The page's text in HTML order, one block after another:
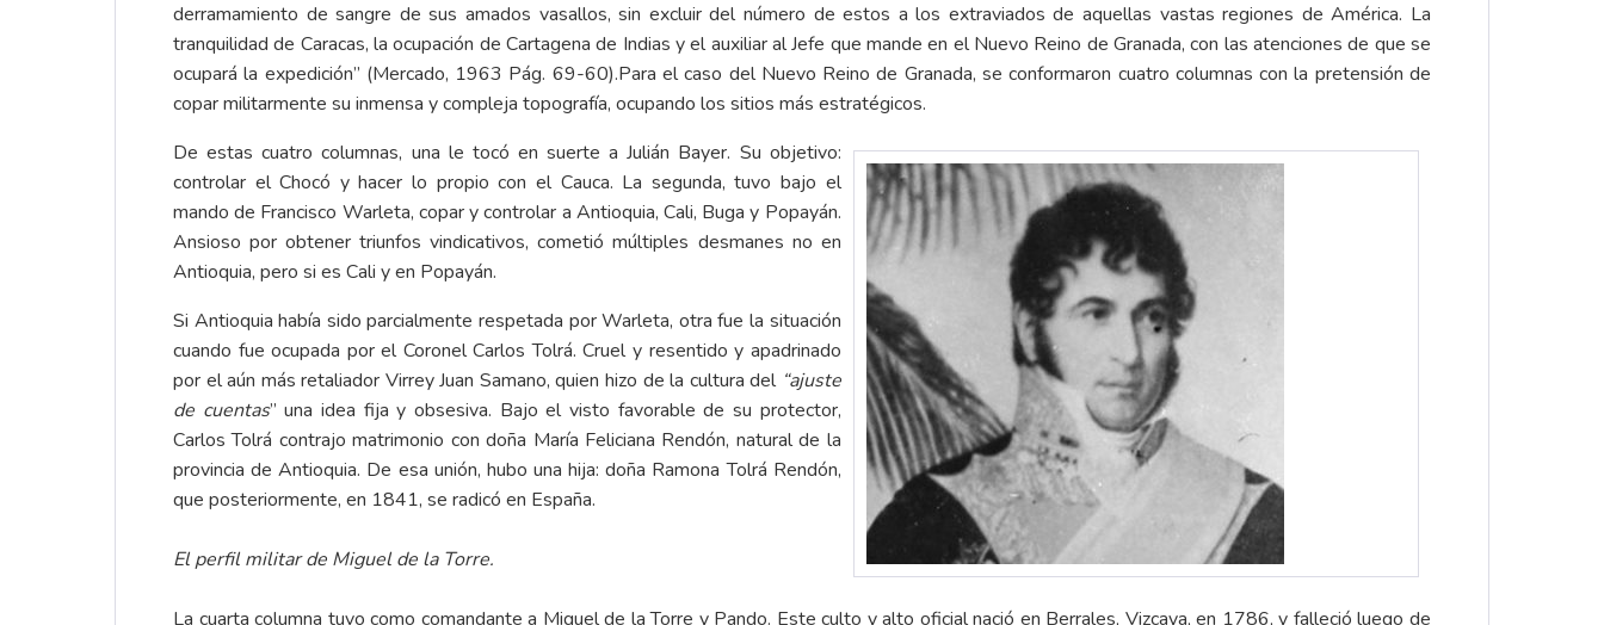
derramamiento de sangre de sus amados vasallos, sin excluir del número de estos a los extraviados de aquellas vastas regiones de América. La
tranquilidad de Caracas, la ocupación de Cartagena de Indias y el auxiliar al Jefe que mande en el Nuevo Reino de Granada, con las atenciones de que se
ocupará la expedición” (Mercado, 1963 Pág. 69-60).Para el caso del Nuevo Reino de Granada, se conformaron cuatro columnas con la pretensión de
copar militarmente su inmensa y compleja topografía, ocupando los sitios más estratégicos.
De estas cuatro columnas, una le tocó en suerte a Julián Bayer. Su objetivo:
controlar el Chocó y hacer lo propio con el Cauca. La segunda, tuvo bajo el
mando de Francisco Warleta, copar y controlar a Antioquia, Cali, Buga y Popayán.
Ansioso por obtener triunfos vindicativos, cometió múltiples desmanes no en
Antioquia, pero si es Cali y en Popayán.
Si Antioquia había sido parcialmente respetada por Warleta, otra fue la situación
cuando fue ocupada por el Coronel Carlos Tolrá. Cruel y resentido y apadrinado
por el aún más retaliador Virrey Juan Samano, quien hizo de la cultura del “ajuste
de cuentas” una idea fija y obsesiva. Bajo el visto favorable de su protector,
Carlos Tolrá contrajo matrimonio con doña María Feliciana Rendón, natural de la
provincia de Antioquia. De esa unión, hubo una hija: doña Ramona Tolrá Rendón,
que posteriormente, en 1841, se radicó en España.
El perfil militar de Miguel de la Torre.
La cuarta columna tuvo como comandante a Miguel de la Torre y Pando. Este culto y alto oficial nació en Berrales, Vizcaya, en 1786, y falleció luego de